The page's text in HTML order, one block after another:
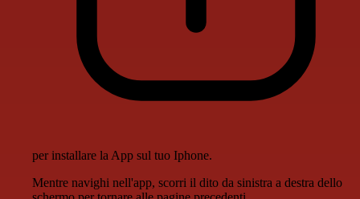
per installare la App sul tuo Iphone.
Mentre navighi nell'app, scorri il dito da sinistra a destra dello